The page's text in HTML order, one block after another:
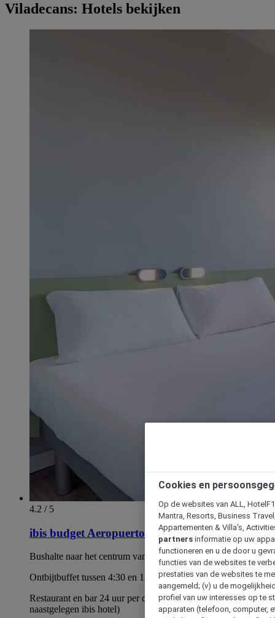
Viladecans: Hotels bekijken
4.2 / 5
ibis budget Aeropuerto Barcelona Viladecans
Bushalte naar het centrum van Barcelona voor de deur
Ontbijtbuffet tussen 4:30 en 12:00 uur
Restaurant en bar 24 uur per dag geopend (in het
naastgelegen ibis hotel)
Cookies en
Op de websites van ALL,
Mantra, Resorts, Business
Appartementen & Villa's,
partners informatie op uw
functioneren en u de door u
functies van de websites te
prestaties van de websites te
aangemeld; (v) u de
profiel van uw interesses op te
apparaten (telefoon, computer,